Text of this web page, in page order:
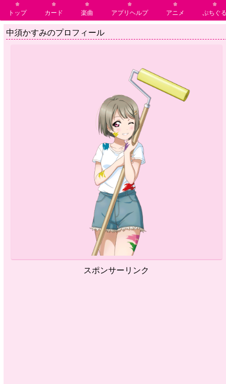
トップ カード 楽曲 アプリヘルプ アニメ ぷちぐる
中須かすみのプロフィール
スポンサーリンク